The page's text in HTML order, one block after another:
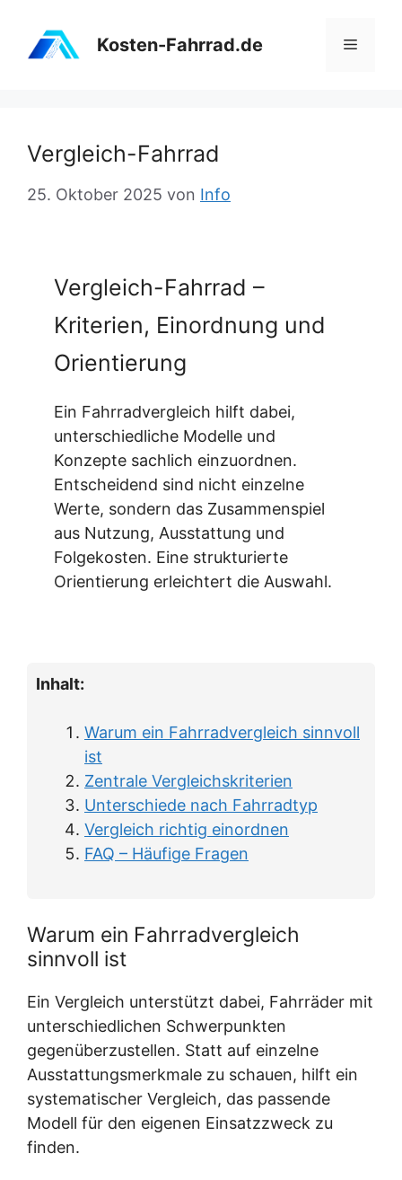
Inhalt
springen
Kosten-Fahrrad.de Menü
Vergleich-Fahrrad
25. Oktober 2025 von Info
Vergleich-Fahrrad –
Kriterien, Einordnung und
Orientierung
Ein Fahrradvergleich hilft dabei,
unterschiedliche Modelle und
Konzepte sachlich einzuordnen.
Entscheidend sind nicht einzelne
Werte, sondern das Zusammenspiel
aus Nutzung, Ausstattung und
Folgekosten. Eine strukturierte
Orientierung erleichtert die Auswahl.
Inhalt:
Warum ein Fahrradvergleich sinnvoll
ist
Zentrale Vergleichskriterien
Unterschiede nach Fahrradtyp
Vergleich richtig einordnen
FAQ – Häufige Fragen
Warum ein Fahrradvergleich
sinnvoll ist
Ein Vergleich unterstützt dabei, Fahrräder mit
unterschiedlichen Schwerpunkten
gegenüberzustellen. Statt auf einzelne
Ausstattungsmerkmale zu schauen, hilft ein
systematischer Vergleich, das passende
Modell für den eigenen Einsatzzweck zu
finden.